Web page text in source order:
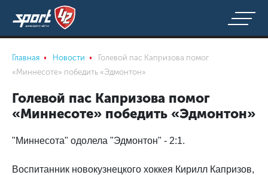
Главная Новости
Голевой пас Капризова помог
«Миннесоте» победить «Эдмонтон»
Голевой пас Капризова помог
«Миннесоте» победить «Эдмонтон»
"Миннесота" одолела "Эдмонтон" - 2:1.
Воспитанник новокузнецкого хоккея Кирилл Капризов,